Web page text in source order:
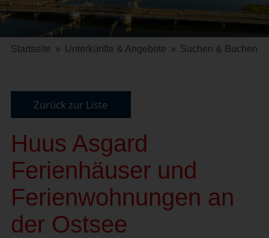
Startseite » Unterkünfte & Angebote » Suchen & Buchen
Zurück zur Liste
Huus Asgard
Ferienhäuser und
Ferienwohnungen an
der Ostsee